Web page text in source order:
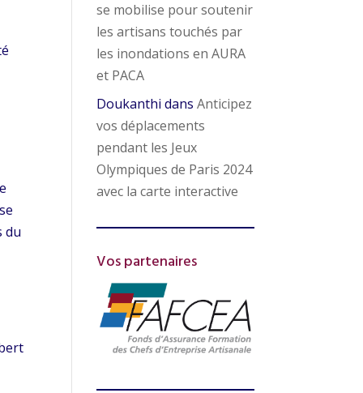
du
se mobilise pour soutenir
les artisans touchés par
les inondations en AURA
et PACA
Doukanthi dansAnticipez
vos déplacements
pendant les Jeux
Olympiques de Paris 2024
avec la carte interactive
Vos partenaires